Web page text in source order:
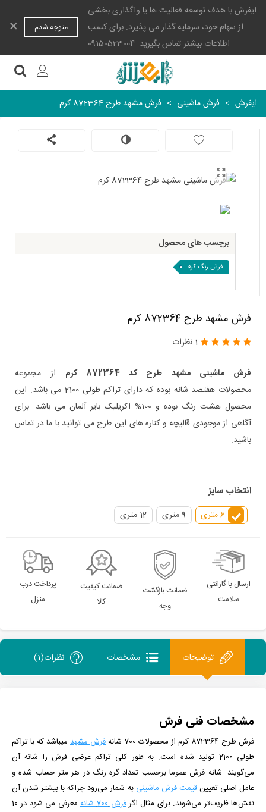
ایفرش با هدف توسعه فعالیت ها یا واگذاری بخشی
از سهام خود، سرمایه گذار می پذیرد. برای کسب
اطلاعات بیشتر تماس بگیرید. 09150523004
متوجه شدم ×
ایفرش > فرش ماشینی > فرش مشهد طرح 872364 کرم
برچسب های محصول
فرش رنگ کرم
فرش مشهد طرح 872364 کرم
1 نظرات
فرش ماشینی مشهد طرح کد 872364 کرم
از مجموعه
محصولات هفتصد شانه بوده که دارای تراکم طولی 2100 می باشد. این
محصول هشت رنگ بوده و 100% اکریلیک بایر آلمان می باشد. برای
آگاهی از موجودی قالیچه و کناره های این طرح می توانید با ما در تماس
باشید.
انتخاب سایز
6 متری 9 متری 12 متری
ارسال با گارانتی
سلامت
ضمانت بازگشت
وجه
ضمانت کیفیت
کالا
پرداخت درب
منزل
توضیحات مشخصات نظرات(1)
مشخصات فنی فرش
فرش طرح 872364 کرم از محصولات 700 شانه فرش مشهد می­باشد که با تراکم
طولی 2100 تولید شده است.
به طور کلی تراکم عرضی فرش را شانه آن
می‌گویند. شانه فرش عموما برحسب تعداد گره رنگ در هر متر حساب شده و
عامل اصلی تعیینقیمت فرش ماشینی به شمار می‌رود چراکه با بیشتر شدن آن
نقش‌ها ظریف‌تر می‌شوند. برای مثال اگرفرش 700 شانه
معرفی می شود در 10